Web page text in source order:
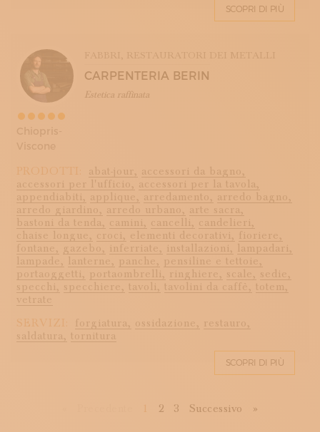
SCOPRI DI PIÙ
CARPENTERIA BERIN
Estetica raffinata
PRODOTTI: abat-jour,
accessori da bagno,
accessori per l'ufficio,
accessori per la tavola,
appendiabiti,
applique, arredamento,
arredo bagno,
arredo giardino, arredo urbano, arte sacra,
bastoni da tenda, camini, cancelli,
candelieri,
chaise longue, croci, elementi decorativi,
fioriere,
fontane,
gazebo, inferriate, installazioni,
lampadari,
lampade,
lanterne, panche, pensiline e tettoie,
portaoggetti, portaombrelli, ringhiere, scale,
sedie,
specchi, specchiere, tavoli, tavolini da caffè,
totem,
vetrate
SERVIZI:
forgiatura, ossidazione,
restauro,
saldatura,
tornitura
SCOPRI DI PIÙ
Previous
1 2 3 Successivo Next
»